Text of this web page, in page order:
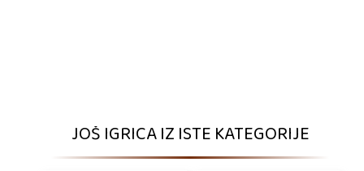
JOŠ IGRICA IZ ISTE KATEGORIJE